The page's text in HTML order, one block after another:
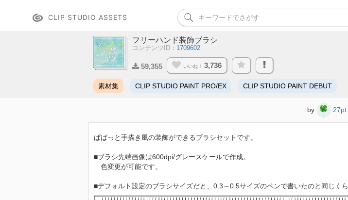
CLIP STUDIO ASSETS
フリーハンド装飾ブラシ
コンテンツID： 1709602
59,355 いいね！ 3,736
素材集 CLIP STUDIO PAINT PRO/EX CLIP STUDIO PAINT DEBUT
by 27pt
ぱぱっと手描き風の装飾ができるブラシセットです。
■ブラシ先端画像は600dpi/グレースケールで作成。
色変更が可能です。
■デフォルト設定のブラシサイズだと、0.3～0.5サイズのペンで書いたのと同じく